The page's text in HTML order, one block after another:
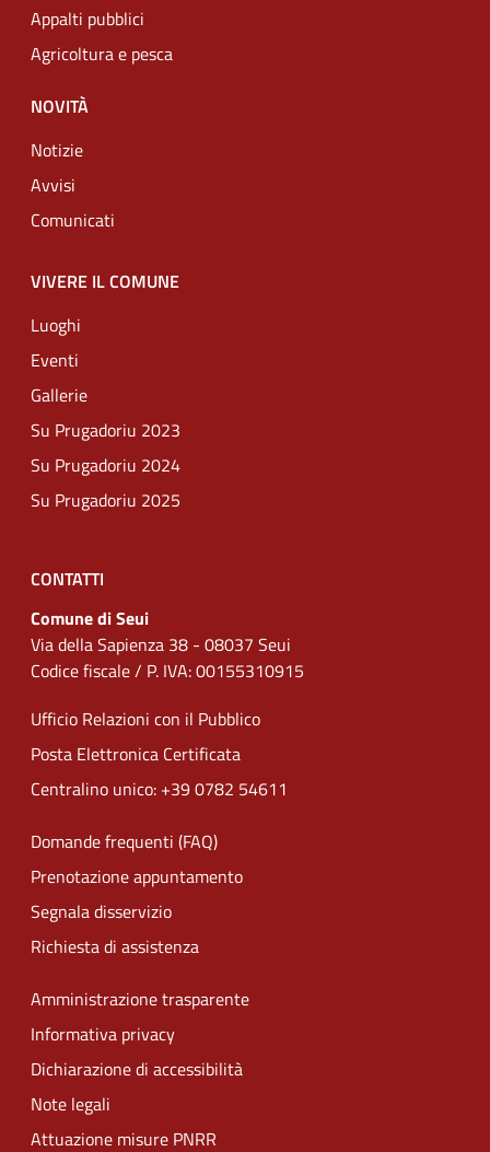
Appalti pubblici
Agricoltura e pesca
NOVITÀ
Notizie
Avvisi
Comunicati
VIVERE IL COMUNE
Luoghi
Eventi
Gallerie
Su Prugadoriu 2023
Su Prugadoriu 2024
Su Prugadoriu 2025
CONTATTI
Comune di Seui
Via della Sapienza 38 - 08037 Seui
Codice fiscale / P. IVA: 00155310915
Ufficio Relazioni con il Pubblico
Posta Elettronica Certificata
Centralino unico: +39 0782 54611
Domande frequenti (FAQ)
Prenotazione appuntamento
Segnala disservizio
Richiesta di assistenza
Amministrazione trasparente
Informativa privacy
Dichiarazione di accessibilità
Note legali
Attuazione misure PNRR